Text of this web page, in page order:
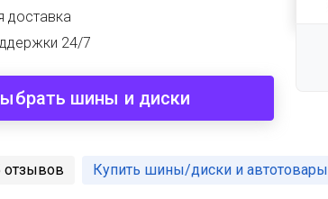
доставка
24/7
шины и диски
отзывов Купить шины/диски и автотовары